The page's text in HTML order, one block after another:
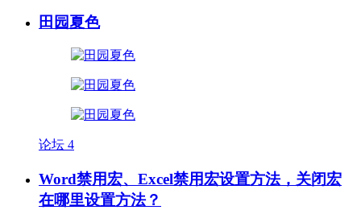
田园夏色
论坛 4
Word禁用宏、Excel禁用宏设置方法，关闭宏
在哪里设置方法？